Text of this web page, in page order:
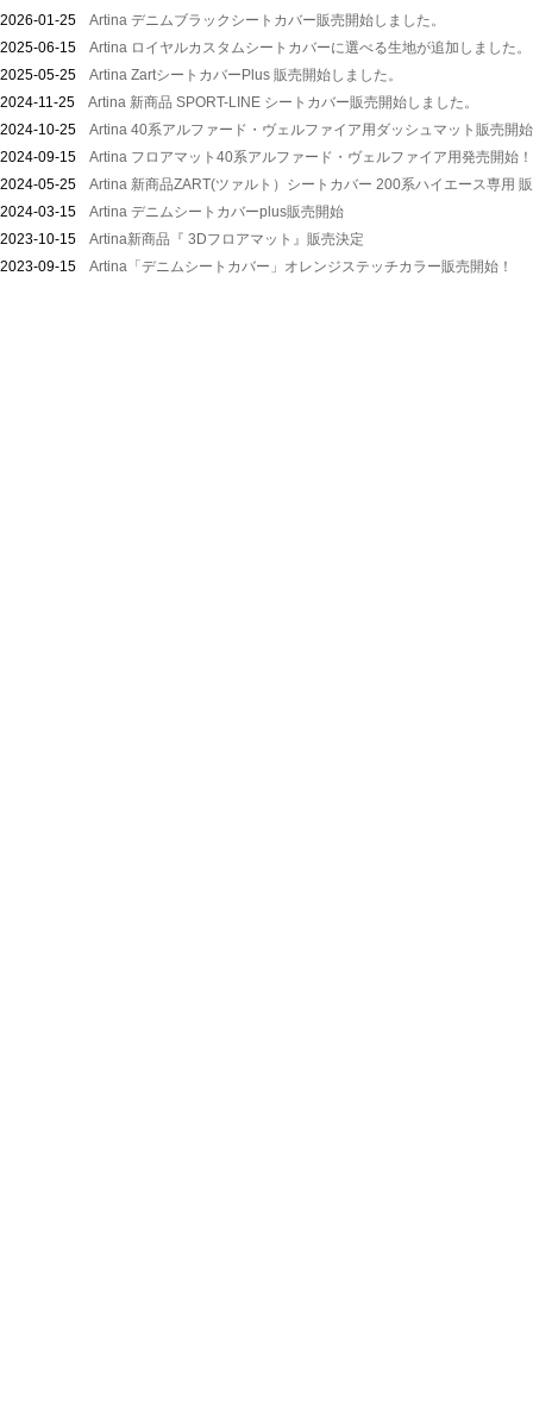
2026-01-25 Artina デニムブラックシートカバー販売開始しました。
2025-06-15 Artina ロイヤルカスタムシートカバーに選べる生地が追加しました。
2025-05-25 Artina ZartシートカバーPlus 販売開始しました。
2024-11-25 Artina 新商品 SPORT-LINE シートカバー販売開始しました。
2024-10-25 Artina 40系アルファード・ヴェルファイア用ダッシュマット販売開
2024-09-15 Artina フロアマット40系アルファード・ヴェルファイア用発売開始！
2024-05-25 Artina 新商品ZART(ツァルト）シートカバー 200系ハイエース専用
2024-03-15 Artina デニムシートカバーplus販売開始
2023-10-15 Artina新商品『 3Dフロアマット』販売決定
2023-09-15 Artina「デニムシートカバー」オレンジステッチカラー販売開始！